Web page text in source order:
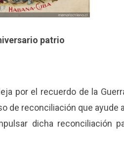
patrio
por el recuerdo de la
de reconciliación que ayude
dicha reconciliación